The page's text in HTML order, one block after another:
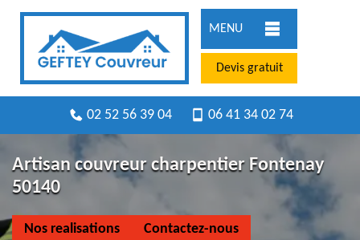
MENU
Devis gratuit
02 52 56 39 04 06 41 34 02 74
Artisan couvreur charpentier Fontenay
50140
Nos realisations Contactez-nous